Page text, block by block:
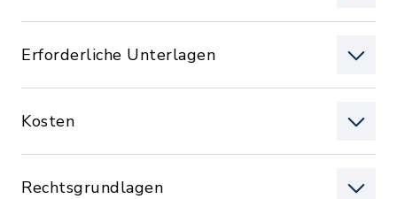
Erforderliche Unterlagen
Kosten
Rechtsgrundlagen